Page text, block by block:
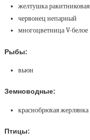
желтушка ракитниковая
червонец непарный
многоцветница V-белое
Рыбы:
вьюн
Земноводные:
краснобрюхая жерлянка
Птицы: